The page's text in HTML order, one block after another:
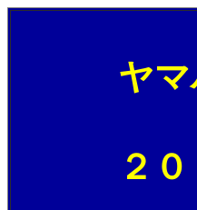
ヤマハ
２０１